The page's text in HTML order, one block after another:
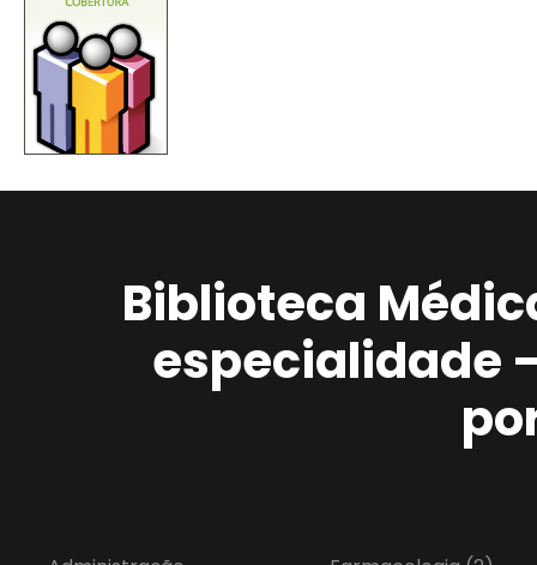
Biblioteca
especialidade